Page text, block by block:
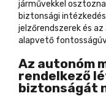
járművekkel
biztonsági
jelzőrendszerek és
alapvető
Az autonóm
rendelkező
biztonságát